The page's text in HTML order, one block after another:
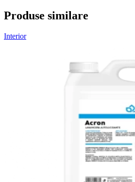
Produse similare
Interior